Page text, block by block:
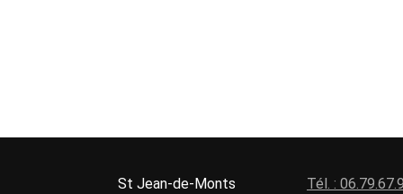
St Jean-de-Monts Tél. :